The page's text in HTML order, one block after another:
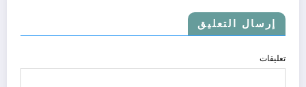
إرسال التعليق
تعليقات